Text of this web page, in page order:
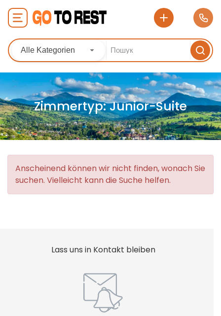
Alle Kategorien
Zimmertyp:Junior-Suite
Anscheinend können wir nicht finden, wonach Sie
suchen. Vielleicht kann die Suche helfen.
Lass uns in Kontakt bleiben